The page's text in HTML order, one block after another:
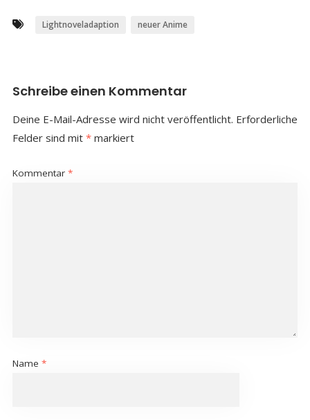
Lightnoveladaption neuer Anime
Schreibe einen Kommentar
Deine E-Mail-Adresse wird nicht veröffentlicht. Erforderliche
Felder sind mit *markiert
Kommentar *
Name *